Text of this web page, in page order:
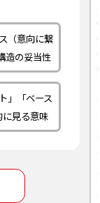
（意向に繋
造の妥当性
」「ベース
見る意味